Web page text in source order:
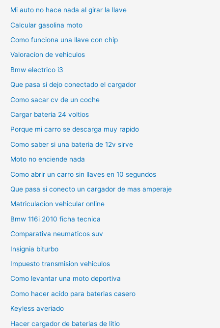
Mi auto no hace nada al girar la llave
Calcular gasolina moto
Como funciona una llave con chip
Valoracion de vehiculos
Bmw electrico i3
Que pasa si dejo conectado el cargador
Como sacar cv de un coche
Cargar bateria 24 voltios
Porque mi carro se descarga muy rapido
Como saber si una bateria de 12v sirve
Moto no enciende nada
Como abrir un carro sin llaves en 10 segundos
Que pasa si conecto un cargador de mas amperaje
Matriculacion vehicular online
Bmw 116i 2010 ficha tecnica
Comparativa neumaticos suv
Insignia biturbo
Impuesto transmision vehiculos
Como levantar una moto deportiva
Como hacer acido para baterias casero
Keyless averiado
Hacer cargador de baterias de litio